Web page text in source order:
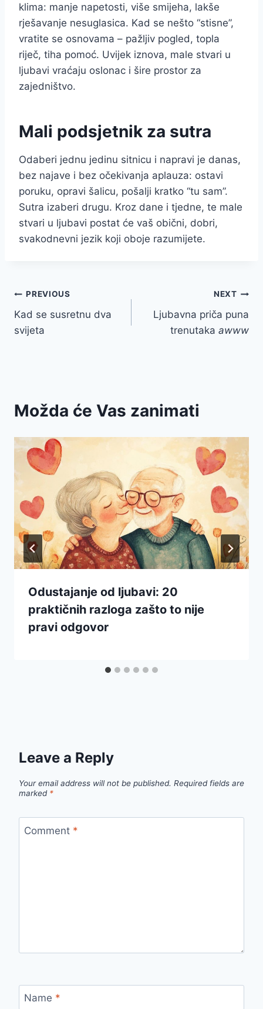
klima: manje napetosti, više smijeha, lakše
rješavanje nesuglasica. Kad se nešto “stisne”,
vratite se osnovama – pažljiv pogled, topla
riječ, tiha pomoć. Uvijek iznova, male stvari u
ljubavi vraćaju oslonac i šire prostor za
zajedništvo.
Mali podsjetnik za sutra
Odaberi jednu jedinu sitnicu i napravi je danas,
bez najave i bez očekivanja aplauza: ostavi
poruku, opravi šalicu, pošalji kratko “tu sam”.
Sutra izaberi drugu. Kroz dane i tjedne, te male
stvari u ljubavi postat će vaš obični, dobri,
svakodnevni jezik koji oboje razumijete.
Post
navigation
PREVIOUS
Kad se susretnu dva
svijeta
NEXT
Ljubavna priča puna
trenutaka awww
Možda će Vas zanimati
Odustajanje od ljubavi: 20
praktičnih razloga zašto to nije
pravi odgovor
Leave a Reply
Your email address will not be published. Required fields are
marked *
Comment *
Name *